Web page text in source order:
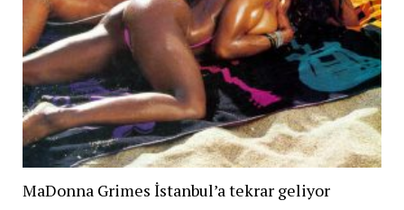
MaDonna Grimes İstanbul’a tekrar geliyor